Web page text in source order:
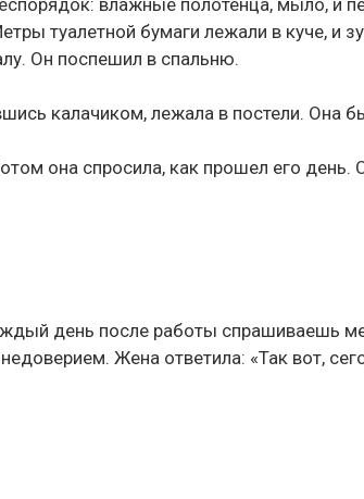
влажные полотенца, мыло, и
туалетной бумаги лежали в куче, и
Он поспешил в спальню.
калачиком, лежала в постели. Она
она спросила, как прошел его день.
день после работы спрашиваешь
Жена ответила: «Так вот,